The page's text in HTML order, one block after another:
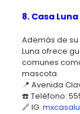
8. Casa
Además de
Luna ofrece
comunes
mascota.
📍 Avenida
☎️ Teléfono:
🔗 IG: